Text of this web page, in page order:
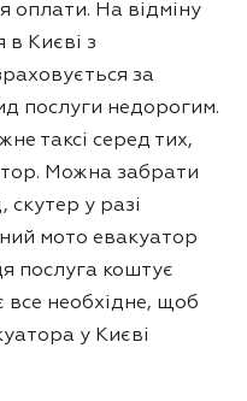
оплати. На відміну
в Києві з
за
послуги недорогим.
таксі серед тих,
Можна забрати
у разі
мото евакуатор
послуга коштує
все необхідне, щоб
у Києві